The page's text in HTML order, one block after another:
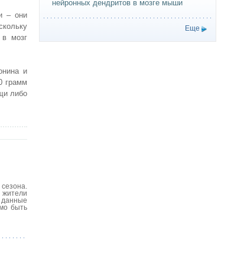
– они
в мозг
и
грамм
либо
жители
данные
быть
нейронных дендритов в мозге мыши
Еще